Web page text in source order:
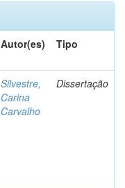
Autor(es) Tipo
Silvestre,
Carina
Carvalho
Dissertação